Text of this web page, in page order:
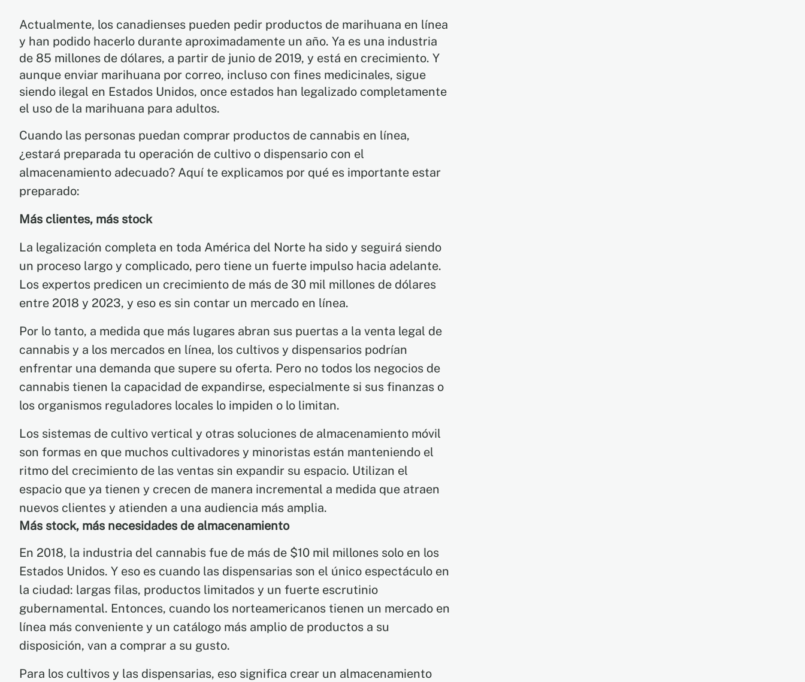
Actualmente, los canadienses pueden pedir productos de marihuana en línea
y han podido hacerlo durante aproximadamente un año. Ya es una industria
de 85 millones de dólares, a partir de junio de 2019, y está en crecimiento. Y
aunque enviar marihuana por correo, incluso con fines medicinales, sigue
siendo ilegal en Estados Unidos, once estados han legalizado completamente
el uso de la marihuana para adultos.
Cuando las personas puedan comprar productos de cannabis en línea,
¿estará preparada tu operación de cultivo o dispensario con el
almacenamiento adecuado? Aquí te explicamos por qué es importante estar
preparado:
Más clientes, más stock
La legalización completa en toda América del Norte ha sido y seguirá siendo
un proceso largo y complicado, pero tiene un fuerte impulso hacia adelante.
Los expertos predicen un crecimiento de más de 30 mil millones de dólares
entre 2018 y 2023, y eso es sin contar un mercado en línea.
Por lo tanto, a medida que más lugares abran sus puertas a la venta legal de
cannabis y a los mercados en línea, los cultivos y dispensarios podrían
enfrentar una demanda que supere su oferta. Pero no todos los negocios de
cannabis tienen la capacidad de expandirse, especialmente si sus finanzas o
los organismos reguladores locales lo impiden o lo limitan.
Los sistemas de cultivo vertical y otras soluciones de almacenamiento móvil
son formas en que muchos cultivadores y minoristas están manteniendo el
ritmo del crecimiento de las ventas sin expandir su espacio. Utilizan el
espacio que ya tienen y crecen de manera incremental a medida que atraen
nuevos clientes y atienden a una audiencia más amplia.
Más stock, más necesidades de almacenamiento
En 2018, la industria del cannabis fue de más de $10 mil millones solo en los
Estados Unidos. Y eso es cuando las dispensarias son el único espectáculo en
la ciudad: largas filas, productos limitados y un fuerte escrutinio
gubernamental. Entonces, cuando los norteamericanos tienen un mercado en
línea más conveniente y un catálogo más amplio de productos a su
disposición, van a comprar a su gusto.
Para los cultivos y las dispensarias, eso significa crear un almacenamiento